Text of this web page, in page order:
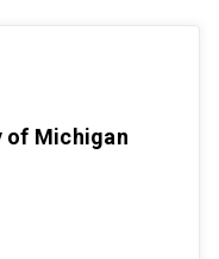
of Michigan